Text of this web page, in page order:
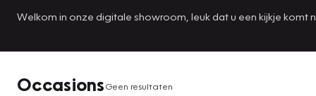
Welkom in onze digitale showroom, leuk dat u een kijkje komt
OccasionsGeen resultaten